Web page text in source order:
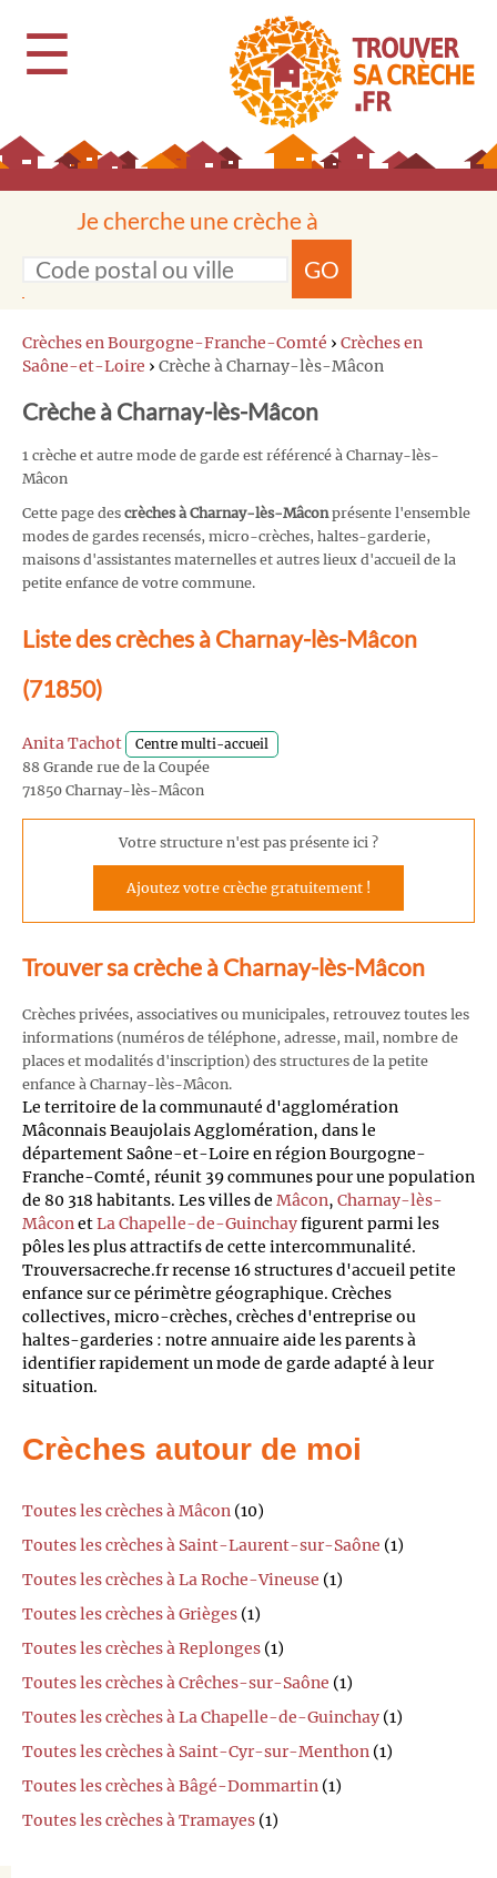
☰
Je cherche une crèche à
GO
Crèches en Bourgogne-Franche-Comté › Crèches en
Saône-et-Loire › Crèche à Charnay-lès-Mâcon
Crèche à Charnay-lès-Mâcon
1 crèche et autre mode de garde est référencé à Charnay-lès-
Mâcon
Cette page des crèches à Charnay-lès-Mâcon présente l'ensemble
modes de gardes recensés, micro-crèches, haltes-garderie,
maisons d'assistantes maternelles et autres lieux d'accueil de la
petite enfance de votre commune.
Liste des crèches à Charnay-lès-Mâcon
(71850)
Anita Tachot Centre multi-accueil
88 Grande rue de la Coupée
71850 Charnay-lès-Mâcon
Votre structure n'est pas présente ici ?
Ajoutez votre crèche gratuitement !
Trouver sa crèche à Charnay-lès-Mâcon
Crèches privées, associatives ou municipales, retrouvez toutes les
informations (numéros de téléphone, adresse, mail, nombre de
places et modalités d'inscription) des structures de la petite
enfance à Charnay-lès-Mâcon.
Le territoire de la communauté d'agglomération
Mâconnais Beaujolais Agglomération, dans le
département Saône-et-Loire en région Bourgogne-
Franche-Comté, réunit 39 communes pour une population
de 80 318 habitants. Les villes de Mâcon, Charnay-lès-
MâconetLa Chapelle-de-Guinchayfigurent parmi les
pôles les plus attractifs de cette intercommunalité.
Trouversacreche.fr recense 16 structures d'accueil petite
enfance sur ce périmètre géographique. Crèches
collectives, micro-crèches, crèches d'entreprise ou
haltes-garderies : notre annuaire aide les parents à
identifier rapidement un mode de garde adapté à leur
situation.
Crèches autour de moi
Toutes les crèches à Mâcon (10)
Toutes les crèches à Saint-Laurent-sur-Saône (1)
Toutes les crèches à La Roche-Vineuse (1)
Toutes les crèches à Grièges (1)
Toutes les crèches à Replonges (1)
Toutes les crèches à Crêches-sur-Saône (1)
Toutes les crèches à La Chapelle-de-Guinchay (1)
Toutes les crèches à Saint-Cyr-sur-Menthon (1)
Toutes les crèches à Bâgé-Dommartin (1)
Toutes les crèches à Tramayes (1)